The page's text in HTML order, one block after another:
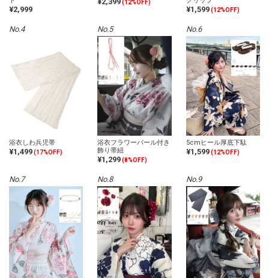
¥2,999
(12%OFF)
¥1,599 (12%OFF)
No.4
浴衣しわ兵児帯
¥1,499(17%OFF)
No.5
浴衣フラワーパール付き
飾り帯紐
¥1,299 (8%OFF)
No.6
5cmヒール厚底下駄
¥1,599 (12%OFF)
No.7 No.8 No.9